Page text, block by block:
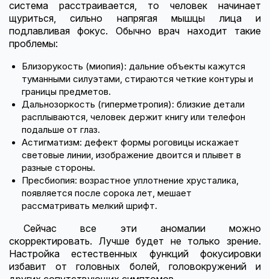
система расстраивается, то человек начинает
щуриться, сильно напрягая мышцы лица и
подлавливая фокус. Обычно врач находит такие
проблемы:
Близорукость (миопия): дальние объекты кажутся
туманными силуэтами, стираются четкие контуры и
границы предметов.
Дальнозоркость (гиперметропия): близкие детали
расплываются, человек держит книгу или телефон
подальше от глаз.
Астигматизм: дефект формы роговицы искажает
световые линии, изображение двоится и плывет в
разные стороны.
Пресбиопия: возрастное уплотнение хрусталика,
появляется после сорока лет, мешает
рассматривать мелкий шрифт.
Сейчас все эти аномалии можно
скорректировать. Лучше будет не только зрение.
Настройка естественных функций фокусировки
избавит от головных болей, головокружений и